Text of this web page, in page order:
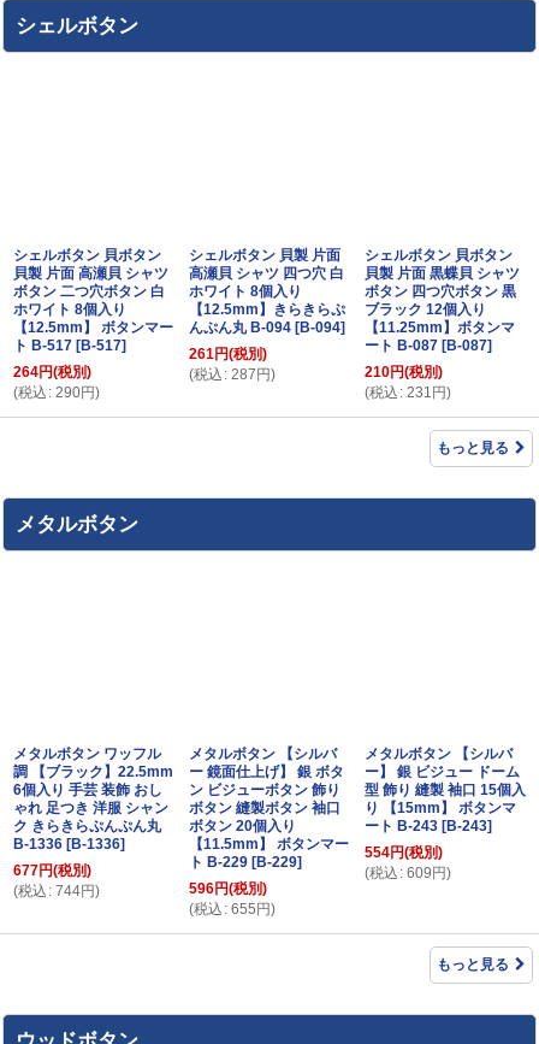
シェルボタン
シェルボタン 貝ボタン
貝製 片面 高瀬貝 シャツ
ボタン 二つ穴ボタン 白
ホワイト 8個入り
【12.5mm】 ボタンマー
ト B-517 [B-517]
264円(税別)
(税込 : 290円)
シェルボタン 貝製 片面
高瀬貝 シャツ 四つ穴 白
ホワイト 8個入り
【12.5mm】きらきらぷ
んぷん丸 B-094 [B-094]
261円(税別)
(税込 : 287円)
シェルボタン 貝ボタン
貝製 片面 黒蝶貝 シャツ
ボタン 四つ穴ボタン 黒
ブラック 12個入り
【11.25mm】ボタンマ
ート B-087 [B-087]
210円(税別)
(税込 : 231 円)
もっと見る
メタルボタン
メタルボタン ワッフル
調 【ブラック】22.5mm
6個入り 手芸 装飾 おし
ゃれ 足つき 洋服 シャン
ク きらきらぷんぷん丸
B-1336 [B-1336]
677円(税別)
(税込 : 744円)
メタルボタン 【シルバ
ー 鏡面仕上げ】 銀 ボタ
ン ビジューボタン 飾り
ボタン 縫製ボタン 袖口
ボタン 20個入り
【11.5mm】 ボタンマー
ト B-229 [B-229]
596円(税別)
(税込 : 655円)
メタルボタン 【シルバ
ー】 銀 ビジュー ドーム
型 飾り 縫製 袖口 15個入
り 【15mm】 ボタンマ
ート B-243 [B-243]
554円(税別)
(税込 : 609円)
もっと見る